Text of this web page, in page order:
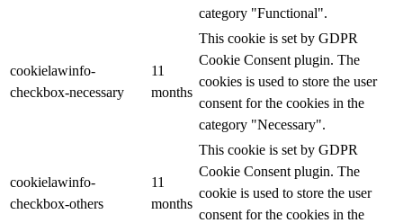
category "Functional".
cookielawinfo-
checkbox-necessary
11
months
This cookie is set by GDPR
Cookie Consent plugin. The
cookies is used to store the user
consent for the cookies in the
category "Necessary".
cookielawinfo-
checkbox-others
11
months
This cookie is set by GDPR
Cookie Consent plugin. The
cookie is used to store the user
consent for the cookies in the